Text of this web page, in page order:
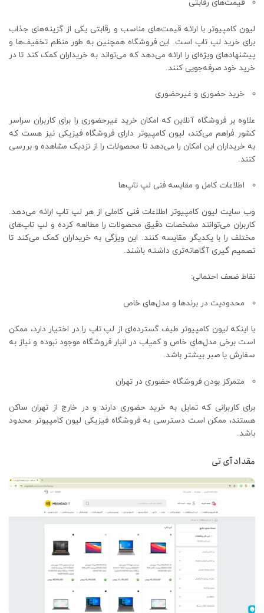
قیمت‌های رقابتی
لیون کامپیوتر با ارائه قیمت‌های مناسب و رقابتی یکی از گزینه‌های جذاب
برای خرید لپ ‌تاپ است. این فروشگاه همچنین به طور منظم تخفیف‌ها و
پیشنهادهای ویژه‌ای را ارائه می‌دهد که می‌تواند به خریداران کمک کند تا در
خرید خود صرفه‌جویی کنند.
خرید حضوری و غیرحضوری
علاوه بر فروشگاه آنلاین که امکان خرید غیرحضوری را برای کاربران سراسر
کشور فراهم می‌کند، لیون کامپیوتر دارای فروشگاه فیزیکی نیز هست که
به خریداران این امکان را می‌دهد تا محصولات را از نزدیک مشاهده و بررسی
کنند.
اطلاعات کامل و مقایسه فنی لپ تاپ‌ها
وب ‌سایت لیون کامپیوتر اطلاعات فنی کاملی از هر لپ‌ تاپ ارائه می‌دهد.
کاربران می‌توانند مشخصات دقیق محصولات را مطالعه کرده و لپ‌ تاپ‌های
مختلف را با یکدیگر مقایسه کنند. این ویژگی به خریداران کمک می‌کند تا
تصمیم ‌گیری آگاهانه‌تری داشته باشند.
نقاط ضعف احتمالی:
محدودیت در برندها و مدل‌های خاص
با اینکه لیون کامپیوتر طیف گسترده‌ای از لپ تاپ را در اختیار دارد، ممکن
است برخی مدل‌های خاص و کمیاب در انبار فروشگاه موجود نبوده و نیاز به
سفارش یا صبر بیشتر باشد.
متمرکز بودن فروشگاه حضوری در تهران
برای کاربرانی که تمایل به خرید حضوری دارند و در خارج از تهران ساکن
هستند، ممکن است دسترسی به فروشگاه فیزیکی لیون کامپیوتر محدود
باشد.
مقداد آی تی